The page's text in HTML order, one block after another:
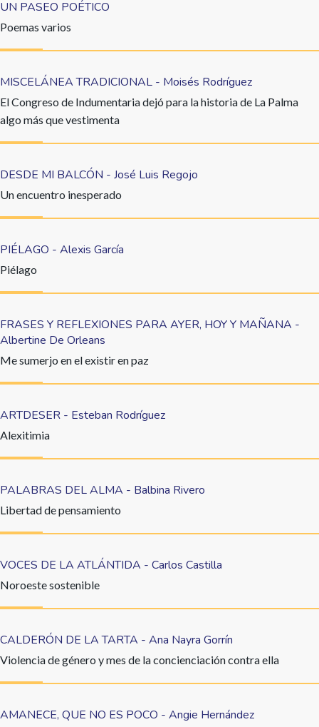
UN PASEO POÉTICO
Poemas varios
MISCELÁNEA TRADICIONAL - Moisés Rodríguez
El Congreso de Indumentaria dejó para la historia de La Palma
algo más que vestimenta
DESDE MI BALCÓN - José Luis Regojo
Un encuentro inesperado
PIÉLAGO - Alexis García
Piélago
FRASES Y REFLEXIONES PARA AYER, HOY Y MAÑANA -
Albertine De Orleans
Me sumerjo en el existir en paz
ARTDESER - Esteban Rodríguez
Alexitimia
PALABRAS DEL ALMA - Balbina Rivero
Libertad de pensamiento
VOCES DE LA ATLÁNTIDA - Carlos Castilla
Noroeste sostenible
CALDERÓN DE LA TARTA - Ana Nayra Gorrín
Violencia de género y mes de la concienciación contra ella
AMANECE, QUE NO ES POCO - Angie Hernández